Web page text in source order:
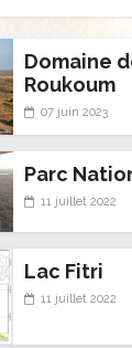
Domaine
Roukoum
07 juin 2023
Parc
11 juillet 2022
Lac Fitri
11 juillet 2022